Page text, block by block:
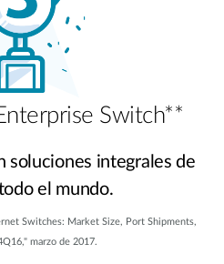
Switch**
soluciones integrales de
el mundo.
Switches: Market Size, Port Shipments,
marzo de 2017.